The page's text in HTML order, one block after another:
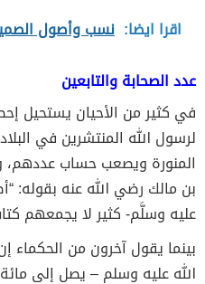
اقرا ايضا: نسب وأصول
عدد الصحابة والتابعين
في كثير من الأحيان يستحيل
لرسول الله المنتشرين في
المنورة ويصعب حساب
بن مالك رضي الله عنه بقوله:
عليه وسلَّم- كثير لا يجمعهم
بينما يقول آخرون من
الله عليه وسلم – يصل إلى